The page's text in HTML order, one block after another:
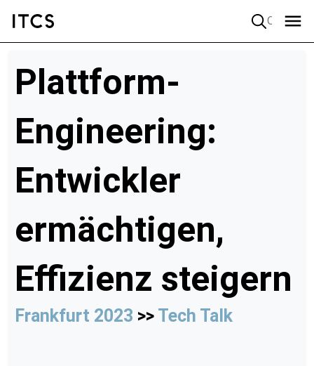
Plattform-
Engineering:
Entwickler
ermächtigen,
Effizienz steigern
Frankfurt 2023 >> Tech Talk